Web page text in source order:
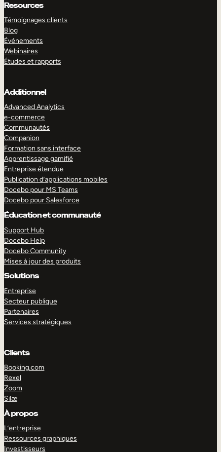
Resources
Témoignages clients
Blog
Événements
Webinaires
Études et rapports
Additionnel
Advanced Analytics
e-commerce
Communautés
Companion
Formation sans interface
Apprentissage gamifié
Entreprise étendue
Publication d’applications mobiles
Docebo pour MS Teams
Docebo pour Salesforce
Éducation et communauté
Support Hub
Docebo Help
Docebo Community
Mises à jour des produits
Solutions
Entreprise
Secteur publique
Partenaires
Services stratégiques
Clients
Booking.com
Rexel
Zoom
Silæ
À propos
L’entreprise
Ressources graphiques
Investisseurs